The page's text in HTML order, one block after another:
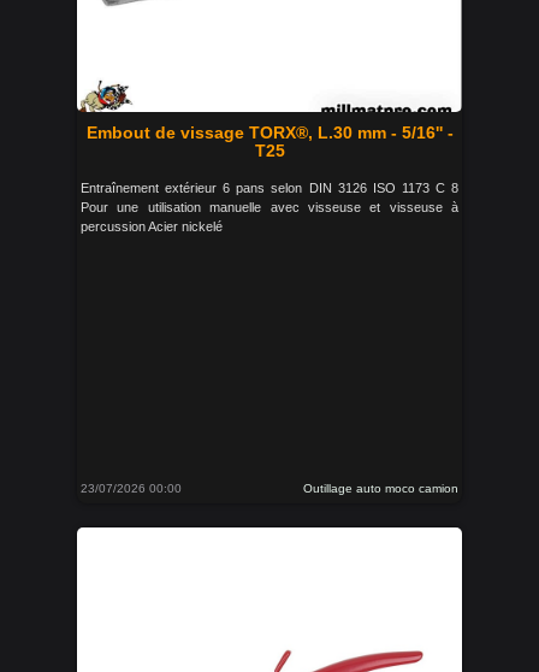
Embout de vissage TORX®, L.30 mm - 5/16'' -
T25
Entraînement extérieur 6 pans selon DIN 3126 ISO 1173 C 8
Pour une utilisation manuelle avec visseuse et visseuse à
percussion Acier nickelé
23/07/2026 00:00 Outillage auto moco camion